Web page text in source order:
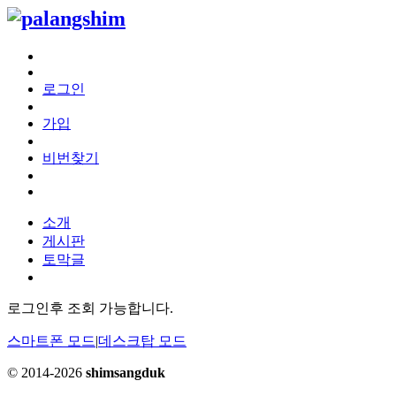
로그인
가입
비번찾기
소개
게시판
토막글
로그인후 조회 가능합니다.
스마트폰 모드|데스크탑 모드
© 2014-2026 shimsangduk